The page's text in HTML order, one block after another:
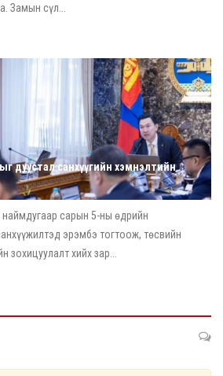
Замын сүл...
дуустал санхүүгийн хэмнэлтийн
сарын 5-ны өдрийн
эрэмбэ тогтоож, төсвийн
зохицуулалт хийх зар...